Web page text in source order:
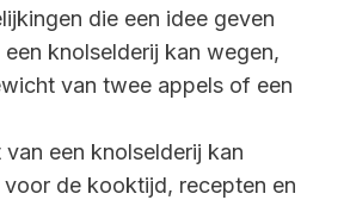
die een idee geven
knolselderij kan wegen,
van twee appels of een
een knolselderij kan
voor de kooktijd, recepten en